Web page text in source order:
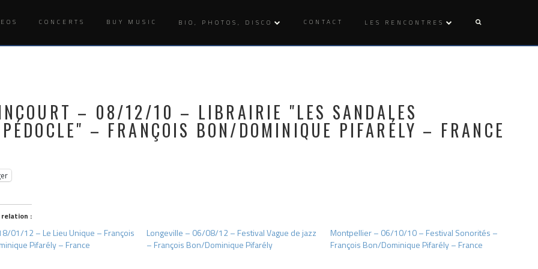
CONCERTS BUY MUSIC BIO, PHOTOS, DISCO CONTACT LES RENCONTRES
– 08/12/10 – LIBRAIRIE "LES SANDALES
– FRANÇOIS BON/DOMINIQUE PIFARÉLY – FRANCE
:
01/12 – Le Lieu Unique – François
Pifarély – France
Longeville – 06/08/12 – Festival Vague de jazz
– François Bon/Dominique Pifarély
Montpellier – 06/10/10 – Festival Sonorités –
François Bon/Dominique Pifarély – France